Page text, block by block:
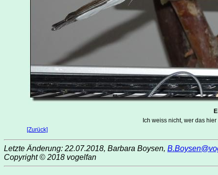
Ich weiss nicht, wer das
[Zurück]
Letzte Änderung: 22.07.2018, Barbara Boysen,
Copyright © 2018 vogelfan